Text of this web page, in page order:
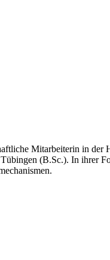
Mitarbeiterin in
(B.Sc.). In ihrer